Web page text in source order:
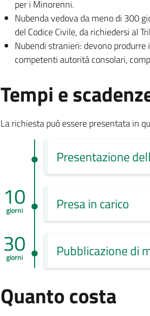
per i Minorenni.
Nubenda vedova da meno di 300
del Codice Civile, da richiedersi al
Nubendi stranieri: devono
competenti autorità consolari,
Tempi e
La richiesta può essere presentata in
Presentazione
10
giorni Presa in carico
30
giorni Pubblicazione di
Quanto costa